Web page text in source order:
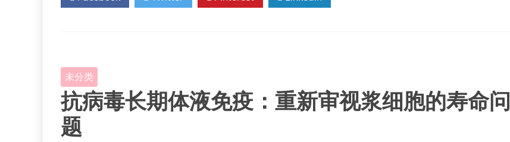
中
包
适
与
回
未分类
抗病毒长期体液免疫：重新审视浆细胞的寿命问
题